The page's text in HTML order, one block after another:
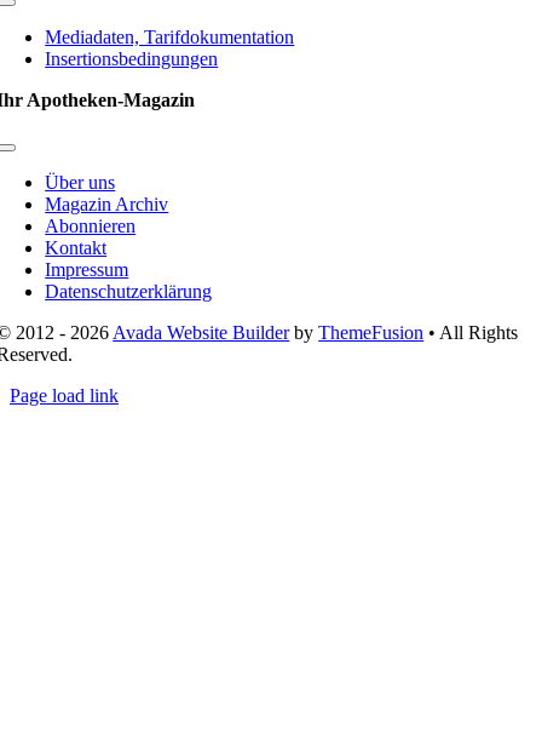
Toggle
NavigationMediadaten, Tarifdokumentation
Insertionsbedingungen
Apotheken-Magazin
Toggle
NavigationÜber uns
Magazin Archiv
Abonnieren
Kontakt
Impressum
Datenschutzerklärung
2012 - 2026 Avada Website BuilderbyThemeFusion • All Rights
Page load link